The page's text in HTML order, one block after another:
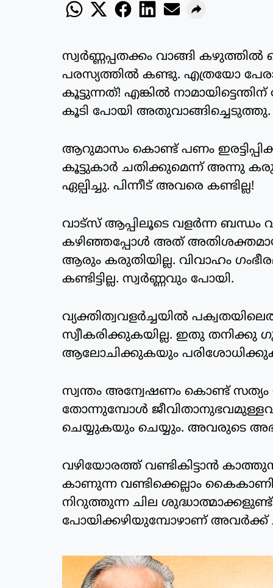
സ്വര്‍ണ്ണപ്പതക്കം വാങ്ങി കഴുത്തില്‍
പരസ്യത്തില്‍ കണ്ടു. എത്രയോ
കൂട്ടുന്നത്! എങ്കില്‍
കൂടി പോയി അതുവാങ്ങിച്ചെടുത്തു.
ആറുമാസം കൊണ്ട് പണം
കൂട്ടുകാര്‍ ചതിക്കുമെന്ന് അന്നു
ഏല്പിച്ചു. പിന്നീട് അവരെ കണ്ടില്ല!
വാട്സ് ആപ്പിലൂടെ വളര്‍ന്ന ബന്ധം
കഴിഞ്ഞപ്പോള്‍ അത്
ആരും കരുതിയില്ല. വിവാഹം
കണ്ടിട്ടില്ല. സ്വര്‍ണ്ണവും പോയി.
വ്യക്തിത്വവളര്‍ച്ചയില്‍
സ്വീകരിക്കുകയില്ല. ഇതു തനിക്കു
ആലോചിക്കുകയും
സ്വന്തം അന്വേഷണം കൊണ്ട് സത്യം
തോന്നുമ്പോള്‍
ചെയ്യുകയും ചെയ്യും. അവരുടെ
വഴിയോരത്ത് വണ്ടികിട്ടാന്‍
കാണുന്ന വണ്ടിക്കെല്ലാം
നിറുത്തുന്ന ചില
പോയിക്കഴിയുമ്പോഴാണ് അവര്‍ക്ക്